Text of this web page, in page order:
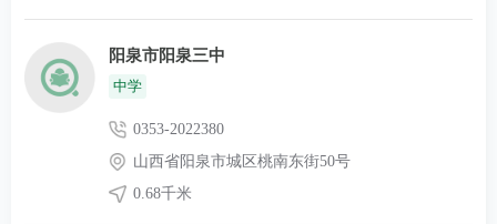
阳泉市阳泉三中
中学
0353-2022380
山西省阳泉市城区桃南东街50号
0.68千米